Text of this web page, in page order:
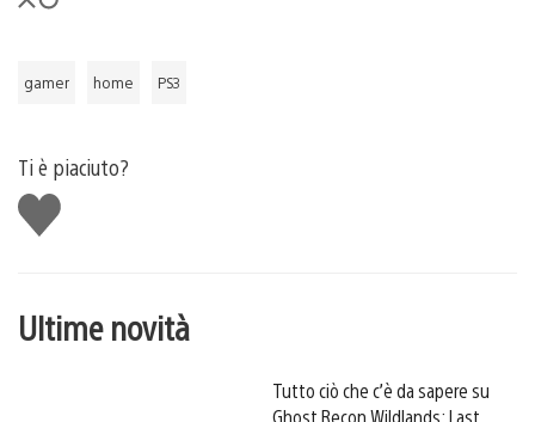
gamer home PS3
Ti è piaciuto?
Mi
piace
Ultime novità
Tutto ciò che c’è da sapere su
Ghost Recon Wildlands: Last